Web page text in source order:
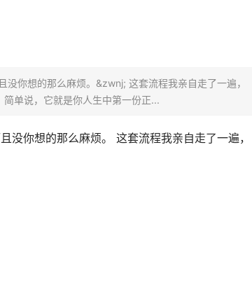
你想的那么麻烦。&zwnj; 这套流程我亲自走了一遍，
单说，它就是你人生中第一份正...
没你想的那么麻烦。‌ 这套流程我亲自走了一遍，